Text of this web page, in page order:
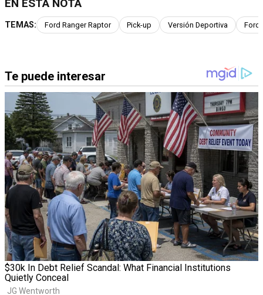
EN ESTA NOTA
TEMAS: Ford Ranger Raptor Pick-up Versión Deportiva Ford